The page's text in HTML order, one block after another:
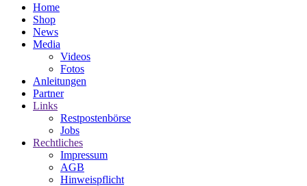
Home
Shop
News
Media
Videos
Fotos
Anleitungen
Partner
Links
Restpostenbörse
Jobs
Rechtliches
Impressum
AGB
Hinweispflicht